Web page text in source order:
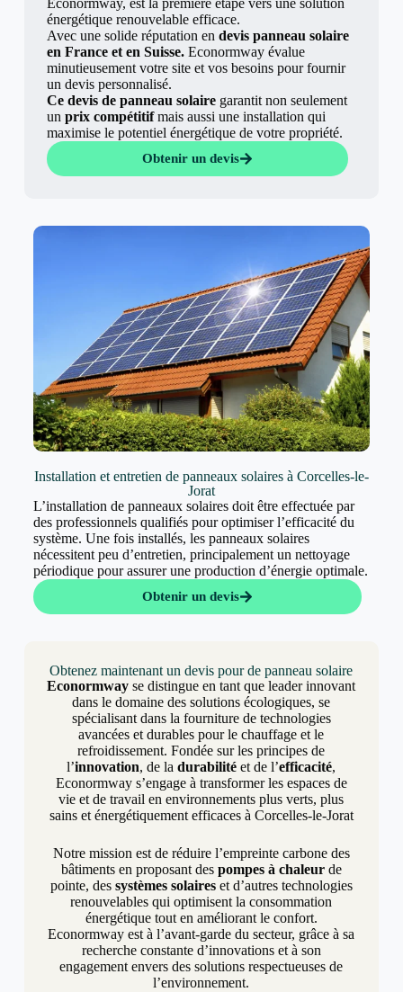
Econormway, est la première étape vers une solution
énergétique renouvelable efficace.
Avec une solide réputation en devis panneau solaire
en France et en Suisse.Econormway évalue
minutieusement votre site et vos besoins pour fournir
un devis personnalisé.
Ce devis de panneau solairegarantit non seulement
un prix compétitifmais aussi une installation qui
maximise le potentiel énergétique de votre propriété.
Obtenir un devis
Installation et entretien de panneaux solaires à Corcelles-le-
Jorat
L’installation de panneaux solaires doit être effectuée par
des professionnels qualifiés pour optimiser l’efficacité du
système. Une fois installés, les panneaux solaires
nécessitent peu d’entretien, principalement un nettoyage
périodique pour assurer une production d’énergie optimale.
Obtenir un devis
Obtenez maintenant un devis pour de panneau solaire
Econormway se distingue en tant que leader innovant
dans le domaine des solutions écologiques, se
spécialisant dans la fourniture de technologies
avancées et durables pour le chauffage et le
refroidissement. Fondée sur les principes de
l’innovation, de ladurabilité et de l’efficacité,
Econormway s’engage à transformer les espaces de
vie et de travail en environnements plus verts, plus
sains et énergétiquement efficaces à Corcelles-le-Jorat
Notre mission est de réduire l’empreinte carbone des
bâtiments en proposant des pompes à chaleurde
pointe, des systèmes solaireset d’autres technologies
renouvelables qui optimisent la consommation
énergétique tout en améliorant le confort.
Econormway est à l’avant-garde du secteur, grâce à sa
recherche constante d’innovations et à son
engagement envers des solutions respectueuses de
l’environnement.